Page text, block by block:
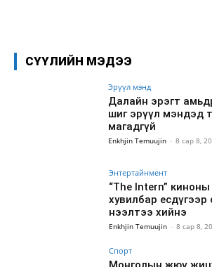
СҮҮЛИЙН МЭДЭЭ
Эрүүл мэнд
Далайн эрэгт
шиг эрүүл мэндэд
магадгүй
Enkhjin Temuujin - 8 сар 8,
Энтертайнмент
“The Intern”
хувилбар
нээлтээ хийнэ
Enkhjin Temuujin - 8 сар 8,
Спорт